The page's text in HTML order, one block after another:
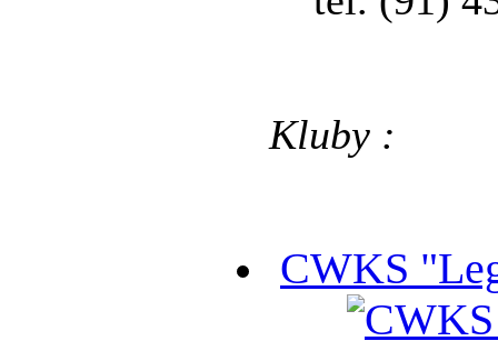
Kluby :
CWKS